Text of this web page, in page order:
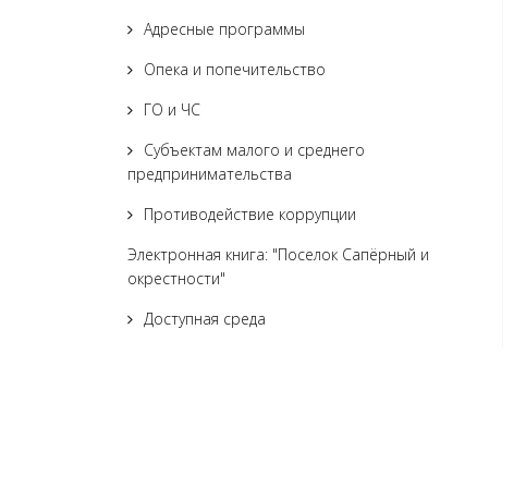
Адресные программы
Опека и попечительство
ГО и ЧС
Субъектам малого и среднего
предпринимательства
Противодействие коррупции
Электронная книга: "Поселок Сапёрный и
окрестности"
Доступная среда